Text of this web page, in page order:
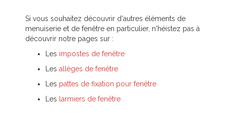
Si vous souhaitez découvrir d'autres éléments de
menuiserie et de fenêtre en particulier, n'héistez pas à
découvrir notre pages sur :
Les impostes de fenêtre
Les allèges de fenêtre
Les pattes de fixation pour fenêtre
Les larmiers de fenêtre